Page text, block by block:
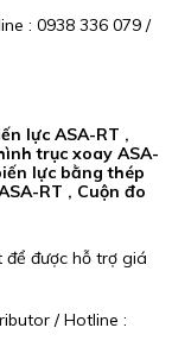
: 0938 336 079 /
lực ASA-RT ,
trục xoay ASA-
lực bằng thép
RT , Cuộn đo
để được hỗ trợ giá
/ Hotline :